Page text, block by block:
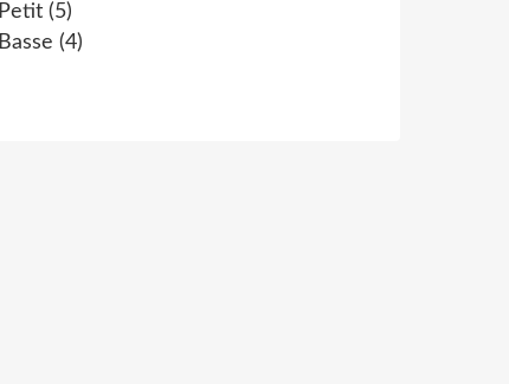
Petit (5)
Basse (4)